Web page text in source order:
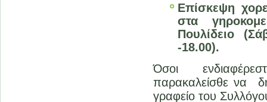
Επίσκεψη
στα
Πουλίδειο
-18.00).
Όσοι
παρακαλείσθε να
γραφείο του